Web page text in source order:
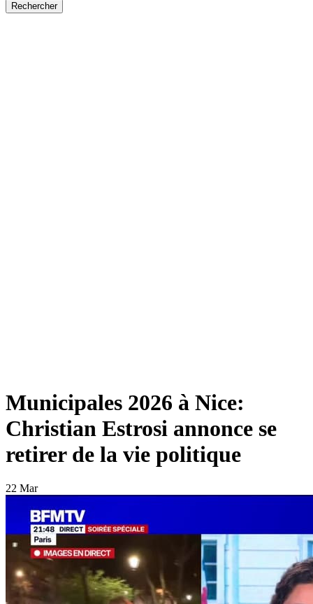
Rechercher
Municipales 2026 à Nice:
Christian Estrosi annonce se
retirer de la vie politique
22 Mar